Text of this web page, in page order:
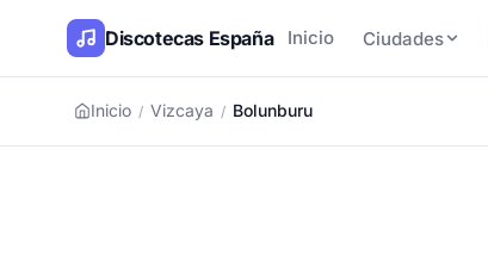
Discotecas España Inicio Ciudades
Inicio / Vizcaya / Bolunburu